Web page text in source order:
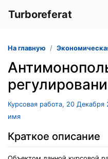
Turboreferat
На главную
Курсовая работа, 20 Декабря
имя
Краткое описание